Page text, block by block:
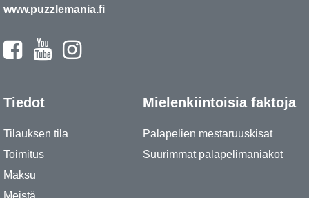
www.puzzlemania.fi
Tiedot
Tilauksen tila
Toimitus
Maksu
Meistä
Mielenkiintoisia faktoja
Palapelien mestaruuskisat
Suurimmat palapelimaniakot